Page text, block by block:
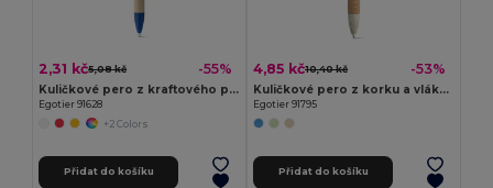
2,31 kč5,08 kč -55%
Kuličkové pero z kraftového papíru s klipem
Egotier 91628
+2 Colors
Přidat do košíku
4,85 kč10,40 kč -53%
Kuličkové pero z korku a vláken pšeničné slámy
Egotier 91795
Přidat do košíku